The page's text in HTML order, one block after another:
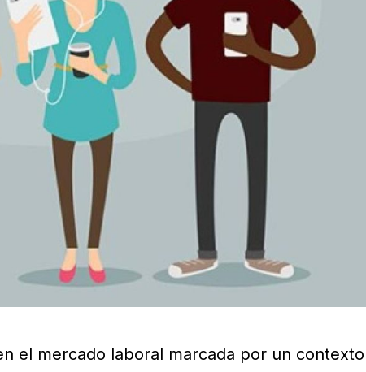
el mercado laboral marcada por un contexto